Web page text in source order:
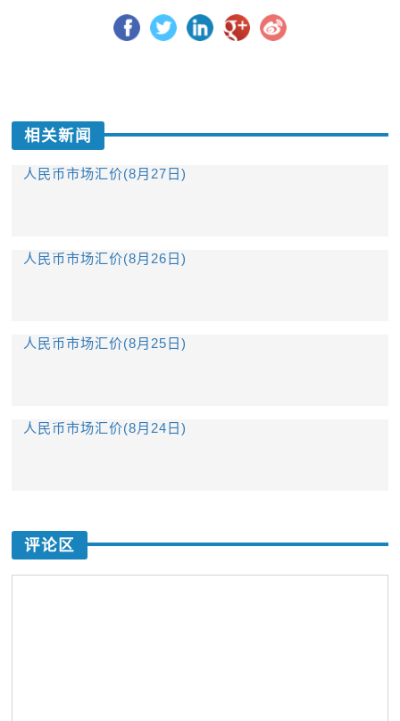
相关新闻
人民币市场汇价(8月27日)
人民币市场汇价(8月26日)
人民币市场汇价(8月25日)
人民币市场汇价(8月24日)
评论区